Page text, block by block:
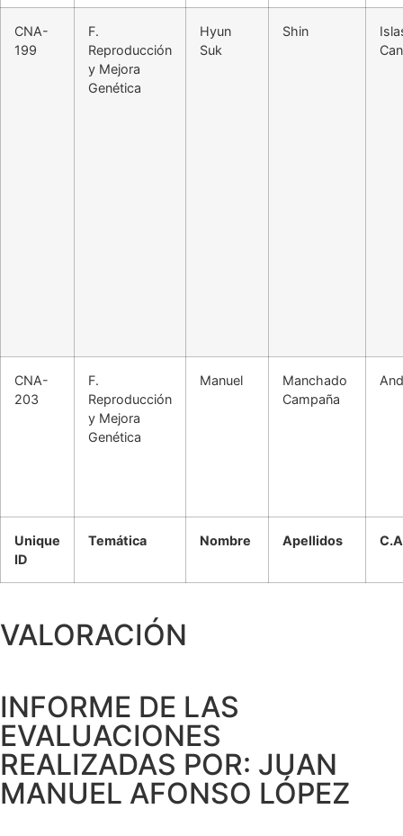
CNA-
199
F.
Reproducción
y Mejora
Genética
Hyun
Suk
Shin
CNA-
203
F.
Reproducción
y Mejora
Genética
Manuel
Manchado
Campaña
Unique
ID
Temática Nombre Apellidos
VALORACIÓN
INFORME DE LAS
EVALUACIONES
REALIZADAS POR: JUAN
MANUEL AFONSO LÓPEZ